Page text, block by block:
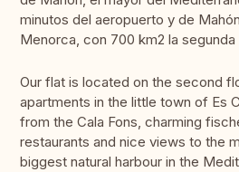
minutos del aeropuerto y de
Menorca, con 700 km2 la
Our flat is located on the second
apartments in the little town of Es
from the Cala Fons, charming
restaurants and nice views to the
biggest natural harbour in the